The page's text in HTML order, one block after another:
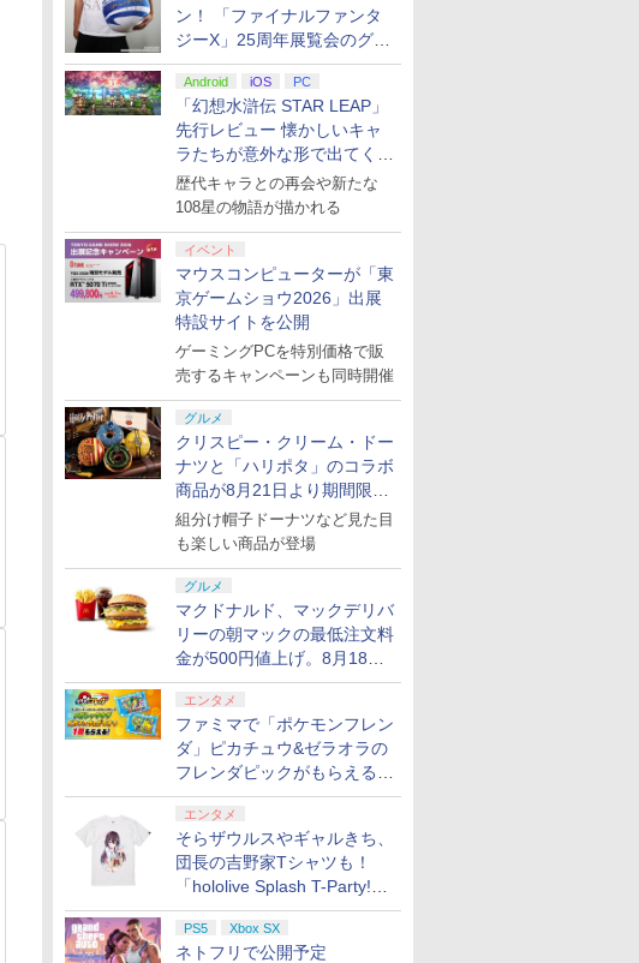
ン！ 「ファイナルファンタ
ジーX」25周年展覧会のグッ
ズ情報が公開
Android iOS PC
「幻想水滸伝 STAR LEAP」
先行レビュー 懐かしいキャ
ラたちが意外な形で出てくる
シリーズ完全新作！
歴代キャラとの再会や新たな
108星の物語が描かれる
イベント
マウスコンピューターが「東
京ゲームショウ2026」出展
特設サイトを公開
ゲーミングPCを特別価格で販
売するキャンペーンも同時開催
グルメ
クリスピー・クリーム・ドー
ナツと「ハリポタ」のコラボ
商品が8月21日より期間限定
で発売
組分け帽子ドーナツなど見た目
も楽しい商品が登場
グルメ
マクドナルド、マックデリバ
リーの朝マックの最低注文料
金が500円値上げ。8月18日
より1,500円から受付
エンタメ
ファミマで「ポケモンフレン
ダ」ピカチュウ&ゼラオラの
フレンダピックがもらえるキ
ャンペーン開催！
エンタメ
そらザウルスやギャルきち、
団長の吉野家Tシャツも！
「hololive Splash T-Party!」
全Tシャツラインナップ公開
＆オンライン販売開始
PS5 Xbox SX
ネトフリで公開予定